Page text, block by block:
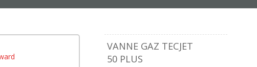
VANNE GAZ TECJET
50 PLUS